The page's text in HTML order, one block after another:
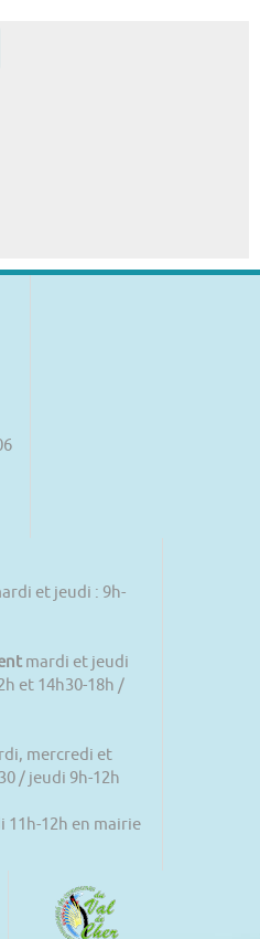
et jeudi : 9h-
mardi et jeudi
et 14h30-18h /
mercredi et
/ jeudi 9h-12h
11h-12h en mairie